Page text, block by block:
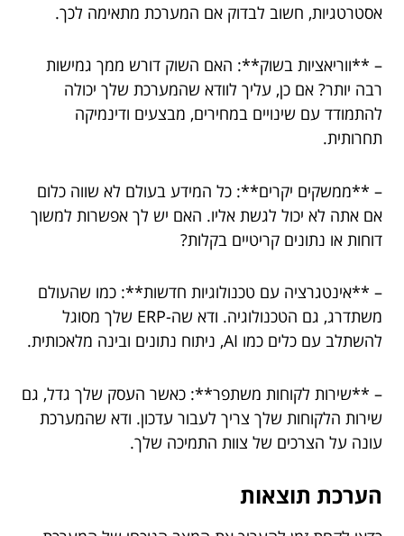
אסטרטגיות, חשוב לבדוק אם המערכת מתאימה לכך.
– **ווריאציות בשוק**: האם השוק דורש ממך גמישות
רבה יותר? אם כן, עליך לוודא שהמערכת שלך יכולה
להתמודד עם שינויים במחירים, מבצעים ודינמיקה
תחרותית.
– **ממשקים יקרים**: כל המידע בעולם לא שווה כלום
אם אתה לא יכול לגשת אליו. האם יש לך אפשרות למשוך
דוחות או נתונים קריטיים בקלות?
– **אינטגרציה עם טכנולוגיות חדשות**: כמו שהעולם
משתדרג, גם הטכנולוגיה. ודא שה-ERP שלך מסוגל
להשתלב עם כלים כמו AI, ניתוח נתונים ובינה מלאכותית.
– **שירות לקוחות משתפר**: כאשר העסק שלך גדל, גם
שירות הלקוחות שלך צריך לעבור עדכון. ודא שהמערכת
עונה על הצרכים של צוות התמיכה שלך.
הערכת תוצאות